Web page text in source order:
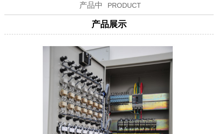
产品中 PRODUCT
产品展示